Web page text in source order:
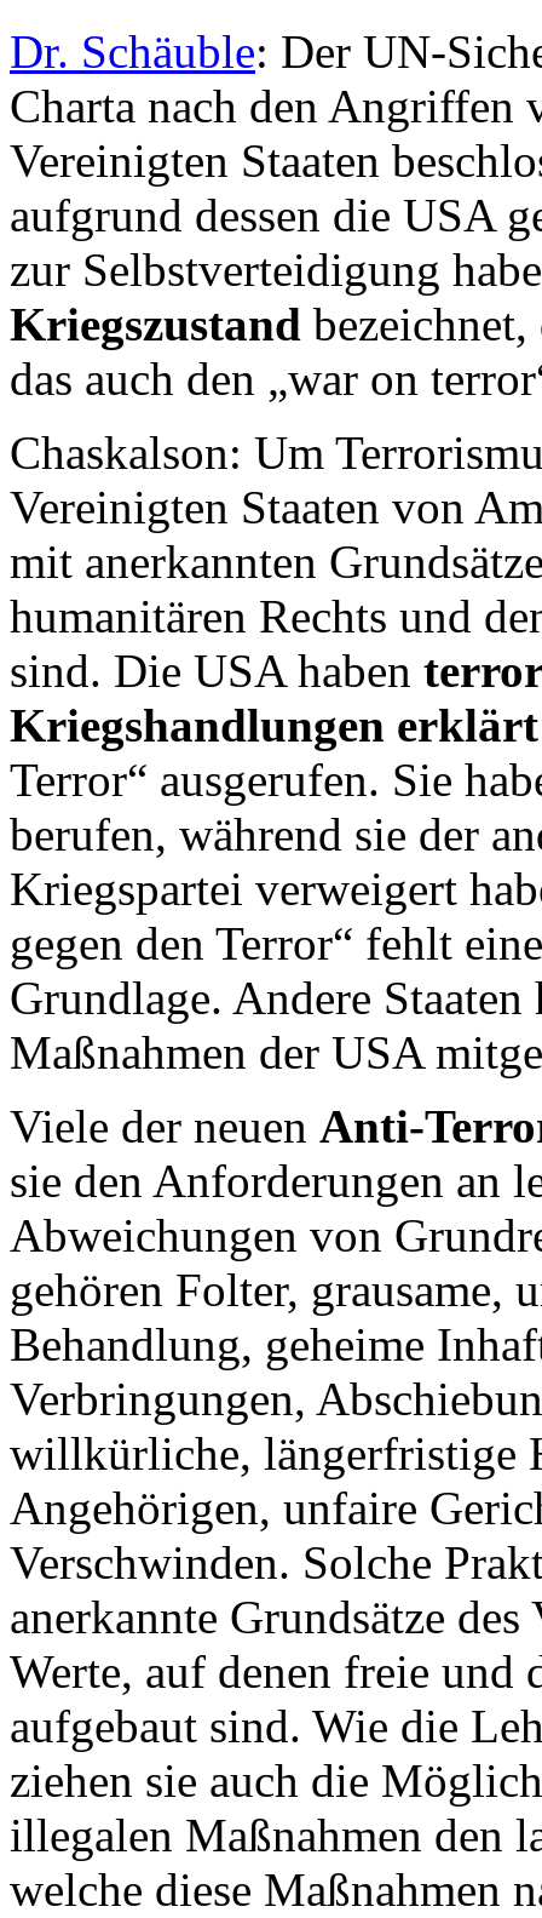
Dr. Schäuble: Der UN-
Charta nach den Angriffen
Vereinigten Staaten
aufgrund dessen die USA
zur Selbstverteidigung
Kriegszustand
das auch den „war on
Chaskalson: Um
Vereinigten Staaten von
mit anerkannten
humanitären Rechts und
sind. Die USA haben
Kriegshandlungen
Terror“ ausgerufen. Sie
berufen, während sie der
Kriegspartei verweigert
gegen den Terror“ fehlt
Grundlage. Andere Staaten
Maßnahmen der USA
Viele der neuen Anti-
sie den Anforderungen an
Abweichungen von
gehören Folter, grausame,
Behandlung, geheime
Verbringungen,
willkürliche, längerfristige
Angehörigen, unfaire
Verschwinden. Solche
anerkannte Grundsätze
Werte, auf denen freie und
aufgebaut sind. Wie die
ziehen sie auch die
illegalen Maßnahmen den
welche diese Maßnahmen